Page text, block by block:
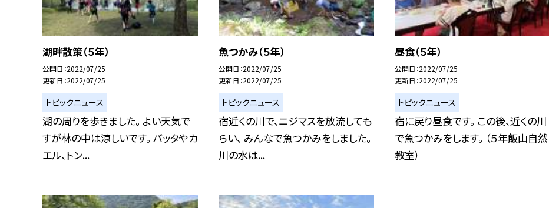
湖畔散策（５年）
公開日 2022/07/25
更新日 2022/07/25
トピックニュース
湖の周りを歩きました。 よい天気で
すが林の中は涼しいです。 バッタやカ
エル、トン...
魚つかみ（５年）
公開日 2022/07/25
更新日 2022/07/25
トピックニュース
宿近くの川で、ニジマスを放流しても
らい、 みんなで魚つかみをしました。
川の水は...
昼食（５年）
公開日 2022/07/25
更新日 2022/07/25
トピックニュース
宿に戻り昼食です。 この後、近くの川
で魚つかみをします。 （５年飯山自然
教室）